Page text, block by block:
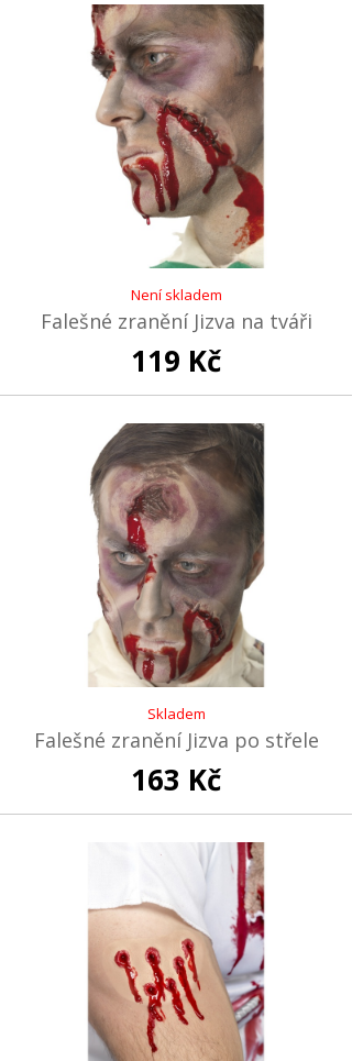
Není skladem
Falešné zranění Jizva na tváři
119 Kč
Skladem
Falešné zranění Jizva po střele
163 Kč